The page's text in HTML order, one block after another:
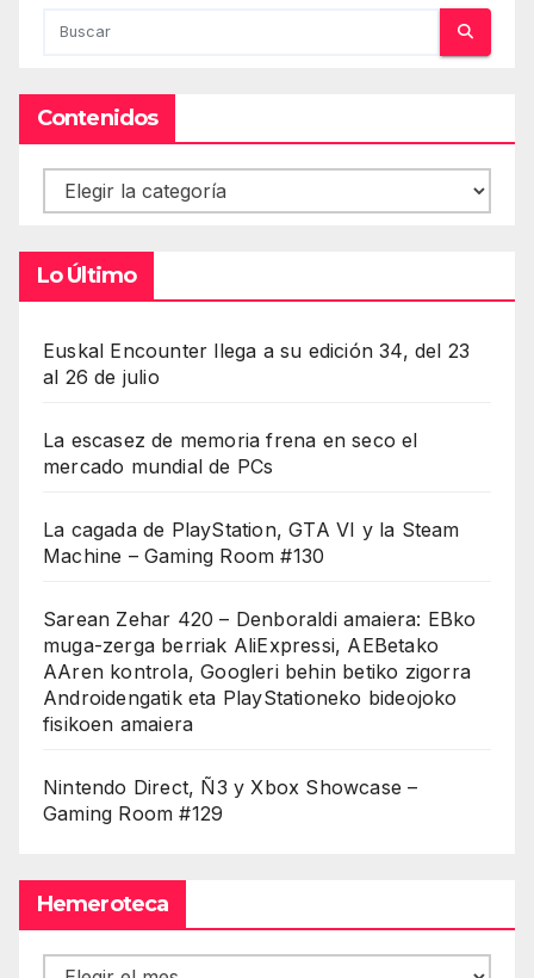
Contenidos
Contenidos
Lo Último
Euskal Encounter llega a su edición 34, del 23
al 26 de julio
La escasez de memoria frena en seco el
mercado mundial de PCs
La cagada de PlayStation, GTA VI y la Steam
Machine – Gaming Room #130
Sarean Zehar 420 – Denboraldi amaiera: EBko
muga-zerga berriak AliExpressi, AEBetako
AAren kontrola, Googleri behin betiko zigorra
Androidengatik eta PlayStationeko bideojoko
fisikoen amaiera
Nintendo Direct, Ñ3 y Xbox Showcase –
Gaming Room #129
Hemeroteca
Hemeroteca